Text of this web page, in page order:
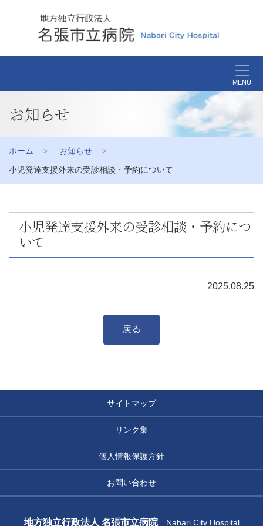
MENU
お知らせ
ホーム
お知らせ
小児発達支援外来の受診相談・予約について
小児発達支援外来の受診相談・予約につ
いて
2025.08.25
戻る
サイトマップ
リンク集
個人情報保護方針
お問い合わせ
地方独立行政法人 名張市立病院Nabari City Hospital